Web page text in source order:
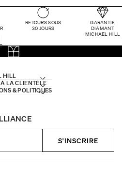
RETOURS SOUS
30 JOURS
GARANTIE
DIAMANT
MICHAEL HILL
HILL
LA CLIENTÈLE
& POLITIQUES
S'INSCRIRE